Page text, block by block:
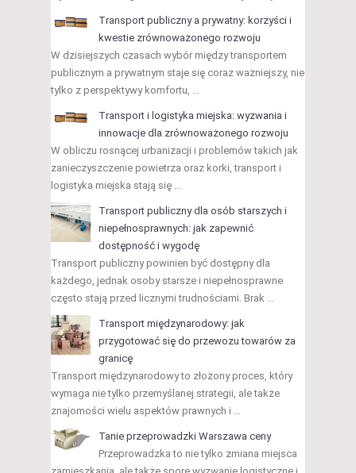
Transport publiczny a prywatny: korzyści i
kwestie zrównoważonego rozwoju
W dzisiejszych czasach wybór między transportem
publicznym a prywatnym staje się coraz ważniejszy, nie
tylko z perspektywy komfortu, …
Transport i logistyka miejska: wyzwania i
innowacje dla zrównoważonego rozwoju
W obliczu rosnącej urbanizacji i problemów takich jak
zanieczyszczenie powietrza oraz korki, transport i
logistyka miejska stają się …
Transport publiczny dla osób starszych i
niepełnosprawnych: jak zapewnić
dostępność i wygodę
Transport publiczny powinien być dostępny dla
każdego, jednak osoby starsze i niepełnosprawne
często stają przed licznymi trudnościami. Brak …
Transport międzynarodowy: jak
przygotować się do przewozu towarów za
granicę
Transport międzynarodowy to złożony proces, który
wymaga nie tylko przemyślanej strategii, ale także
znajomości wielu aspektów prawnych i …
Tanie przeprowadzki Warszawa ceny
Przeprowadzka to nie tylko zmiana miejsca